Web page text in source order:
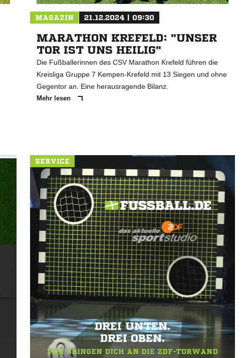
MAGAZIN 21.12.2024 | 09:30
MARATHON KREFELD: "UNSER
TOR IST UNS HEILIG"
Die Fußballerinnen des CSV Marathon Krefeld führen die
Kreisliga Gruppe 7 Kempen-Krefeld mit 13 Siegen und ohne
Gegentor an. Eine herausragende Bilanz.
Mehr lesen
SERVICE
DREI UNTEN.
DREI OBEN.
WIR BRINGEN DICH AN DIE ZDF-TORWAND